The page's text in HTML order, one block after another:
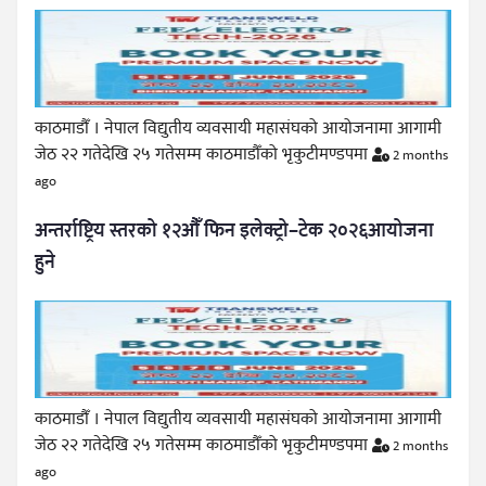
काठमाडौँ । नेपाल विद्युतीय व्यवसायी महासंघको आयोजनामा आगामी
जेठ २२ गतेदेखि २५ गतेसम्म काठमाडौँको भृकुटीमण्डपमा
2 months
ago
अन्तर्राष्ट्रिय स्तरको १२औँ फिन इलेक्ट्रो–टेक २०२६आयोजना
हुने
काठमाडौँ । नेपाल विद्युतीय व्यवसायी महासंघको आयोजनामा आगामी
जेठ २२ गतेदेखि २५ गतेसम्म काठमाडौँको भृकुटीमण्डपमा
2 months
ago